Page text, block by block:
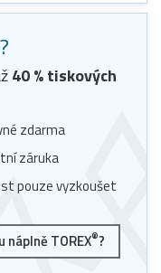
40% tiskových
zdarma
záruka
pouze vyzkoušet
náplně TOREX®?